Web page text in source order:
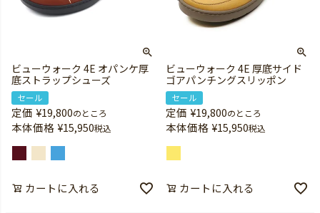
ビューウォーク 4E オパンケ厚
底ストラップシューズ
セール
定価 ¥19,800のところ
本体価格 ¥15,950税込
カートに入れる
ビューウォーク 4E 厚底サイド
ゴアパンチングスリッポン
セール
定価 ¥19,800のところ
本体価格 ¥15,950税込
カートに入れる